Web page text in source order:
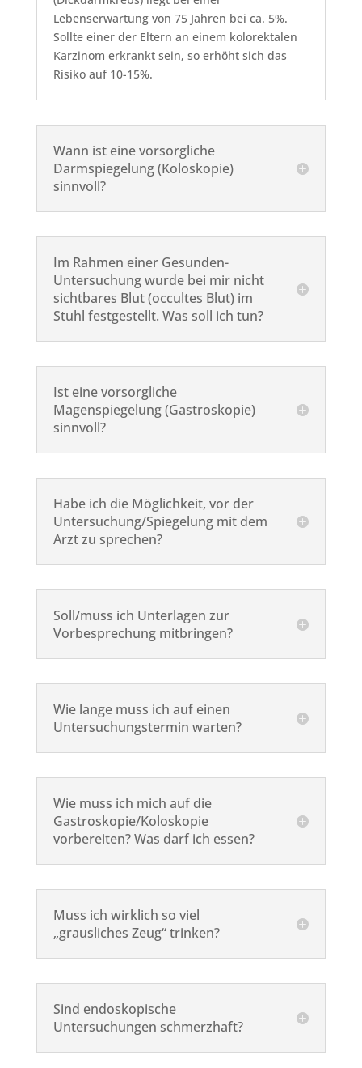
Lebenserwartung von 75 Jahren bei ca. 5%.
Sollte einer der Eltern an einem kolorektalen
Karzinom erkrankt sein, so erhöht sich das
Risiko auf 10-15%.
Wann ist eine vorsorgliche
Darmspiegelung (Koloskopie)
sinnvoll?
Im Rahmen einer Gesunden-
Untersuchung wurde bei mir nicht
sichtbares Blut (occultes Blut) im
Stuhl festgestellt. Was soll ich tun?
Ist eine vorsorgliche
Magenspiegelung (Gastroskopie)
sinnvoll?
Habe ich die Möglichkeit, vor der
Untersuchung/Spiegelung mit dem
Arzt zu sprechen?
Soll/muss ich Unterlagen zur
Vorbesprechung mitbringen?
Wie lange muss ich auf einen
Untersuchungstermin warten?
Wie muss ich mich auf die
Gastroskopie/Koloskopie
vorbereiten? Was darf ich essen?
Muss ich wirklich so viel
„grausliches Zeug“ trinken?
Sind endoskopische
Untersuchungen schmerzhaft?